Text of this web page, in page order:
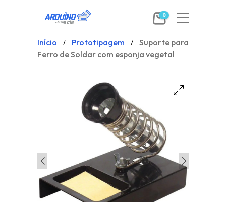
0
Início / Prototipagem /
Suporte para
Ferro de Soldar com esponja vegetal